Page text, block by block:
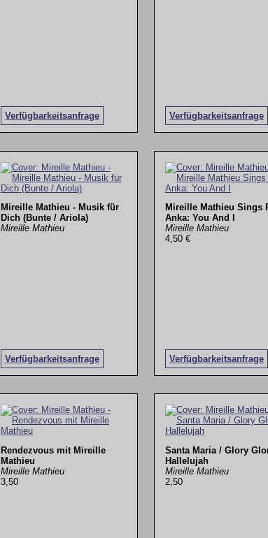
Verfügbarkeitsanfrage Verfügbarkeitsanfrage
Mireille Mathieu - Musik für
Dich (Bunte / Ariola)
Mireille Mathieu
Verfügbarkeitsanfrage
Mireille Mathieu Sings
Anka: You And I
Mireille Mathieu
4,50 €
Verfügbarkeitsanfrage
Rendezvous mit Mireille
Mathieu
Mireille Mathieu
3,50
Santa Maria / Glory
Hallelujah
Mireille Mathieu
2,50